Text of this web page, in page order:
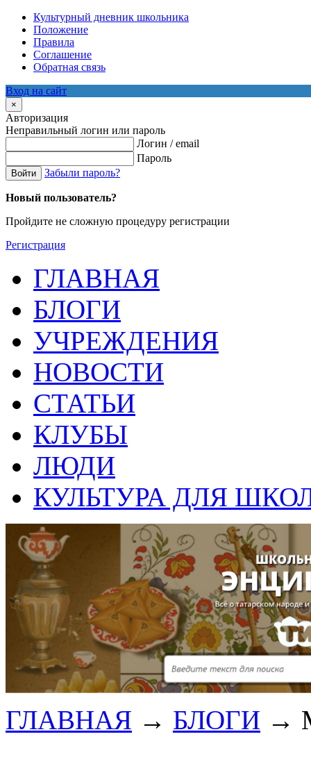
Культурный дневник школьника
Положение
Правила
Соглашение
Обратная связь
Вход на сайт
×
Авторизация
Неправильный логин или пароль
Логин / email
Пароль
Войти Забыли пароль?
Новый пользователь?
Пройдите не сложную процедуру регистрации
Регистрация
ГЛАВНАЯ
БЛОГИ
УЧРЕЖДЕНИЯ
НОВОСТИ
СТАТЬИ
КЛУБЫ
ЛЮДИ
КУЛЬТУРА ДЛЯ
ГЛАВНАЯ → БЛОГИ →